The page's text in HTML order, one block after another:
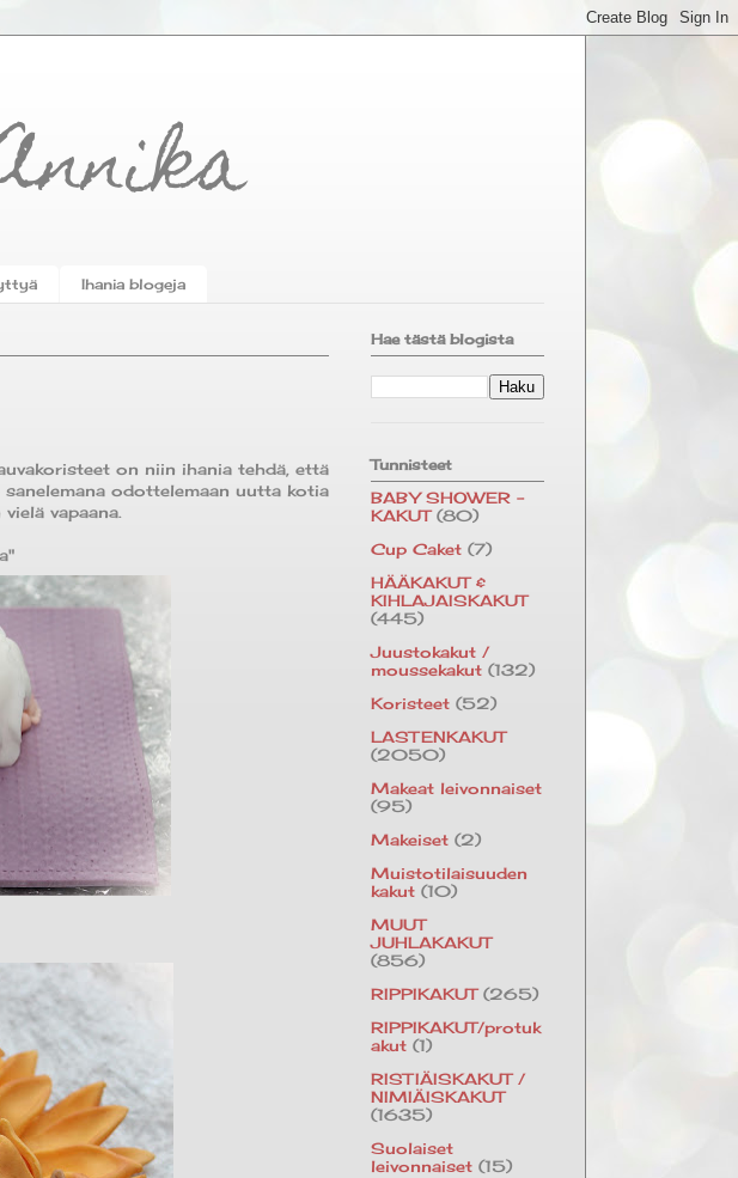
Ihania blogeja
on niin ihania tehdä, että
odottelemaan uutta kotia
vapaana.
Hae tästä blogista
Tunnisteet
BABY SHOWER -
KAKUT (80)
Cup Caket (7)
HÄÄKAKUT &
KIHLAJAISKAKUT
(445)
Juustokakut /
moussekakut (132)
Koristeet (52)
LASTENKAKUT
(2050)
Makeat leivonnaiset
(95)
Makeiset (2)
Muistotilaisuuden
kakut (10)
MUUT
JUHLAKAKUT
(856)
RIPPIKAKUT (265)
RIPPIKAKUT/protuk
akut (1)
RISTIÄISKAKUT /
NIMIÄISKAKUT
(1635)
Suolaiset
leivonnaiset (15)